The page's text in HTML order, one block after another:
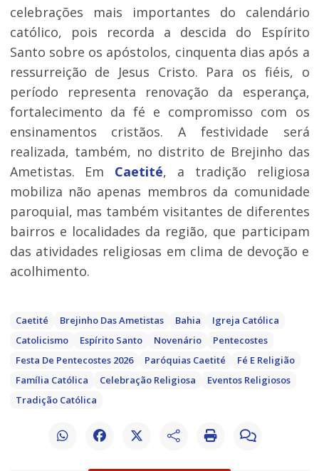
celebrações mais importantes do calendário
católico, pois recorda a descida do Espírito
Santo sobre os apóstolos, cinquenta dias após a
ressurreição de Jesus Cristo. Para os fiéis, o
período representa renovação da esperança,
fortalecimento da fé e compromisso com os
ensinamentos cristãos. A festividade será
realizada, também, no distrito de Brejinho das
Ametistas. Em Caetité, a tradição religiosa
mobiliza não apenas membros da comunidade
paroquial, mas também visitantes de diferentes
bairros e localidades da região, que participam
das atividades religiosas em clima de devoção e
acolhimento.
Caetité Brejinho Das Ametistas Bahia
Igreja Católica
Catolicismo
Espírito Santo Novenário
Pentecostes
Festa De Pentecostes 2026
Paróquias Caetité
Fé E Religião
Família Católica
Celebração Religiosa
Eventos Religiosos
Tradição Católica